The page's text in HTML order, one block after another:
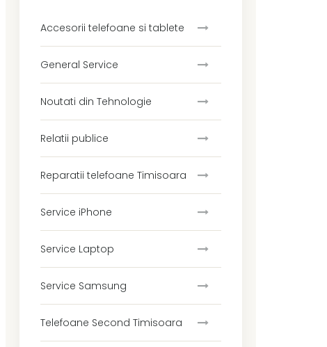
Accesorii telefoane si tablete
General Service
Noutati din Tehnologie
Relatii publice
Reparatii telefoane Timisoara
Service iPhone
Service Laptop
Service Samsung
Telefoane Second Timisoara